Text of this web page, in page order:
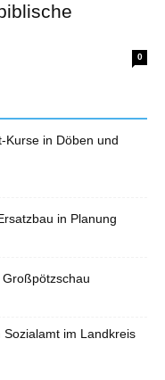
0
Kurse in Döben und
in Planung
im Landkreis